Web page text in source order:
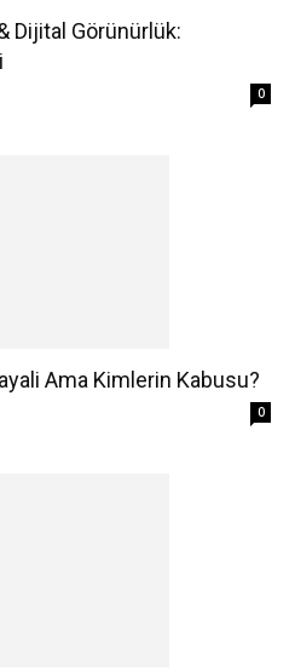
Dijital Görünürlük:
0
Ama Kimlerin Kabusu?
0